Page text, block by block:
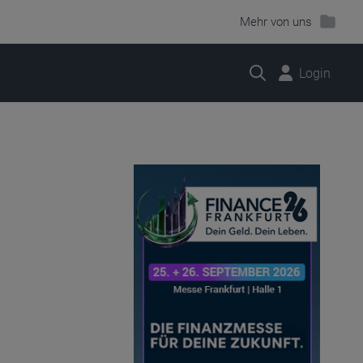
Mehr von uns
Suche Login